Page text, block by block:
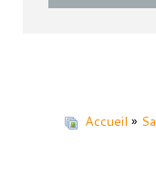
Accueil »